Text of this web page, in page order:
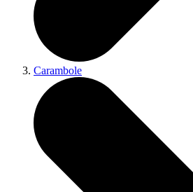
Carambole